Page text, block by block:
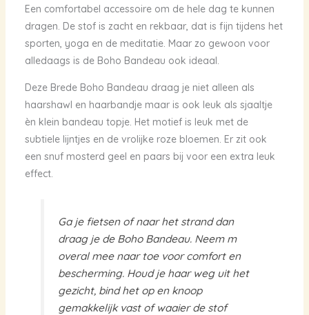
Een comfortabel accessoire om de hele dag te kunnen
dragen. De stof is zacht en rekbaar, dat is fijn tijdens het
sporten, yoga en de meditatie. Maar zo gewoon voor
alledaags is de Boho Bandeau ook ideaal.
Deze Brede Boho Bandeau draag je niet alleen als
haarshawl en haarbandje maar is ook leuk als sjaaltje
èn klein bandeau topje. Het motief is leuk met de
subtiele lijntjes en de vrolijke roze bloemen. Er zit ook
een snuf mosterd geel en paars bij voor een extra leuk
effect.
Ga je fietsen of naar het strand dan
draag je de Boho Bandeau. Neem m
overal mee naar toe voor comfort en
bescherming. Houd je haar weg uit het
gezicht, bind het op en knoop
gemakkelijk vast of waaier de stof